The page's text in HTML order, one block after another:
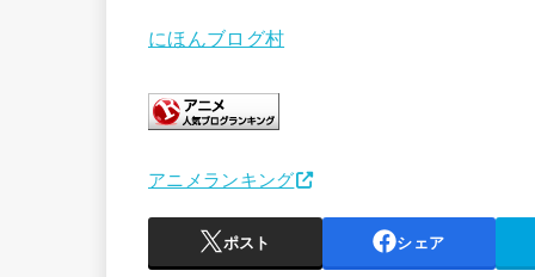
にほんブログ村
アニメランキング
ポスト シェア